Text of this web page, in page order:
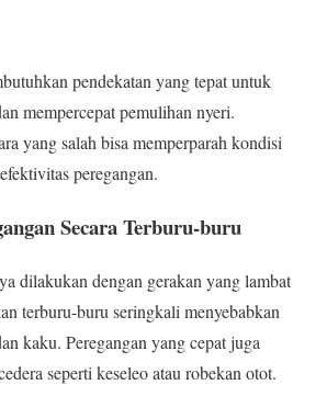
pendekatan yang tepat untuk
mempercepat pemulihan nyeri.
yang salah bisa memperparah kondisi
peregangan.
Secara Terburu-buru
dilakukan dengan gerakan yang lambat
terburu-buru seringkali menyebabkan
kaku. Peregangan yang cepat juga
seperti keseleo atau robekan otot.